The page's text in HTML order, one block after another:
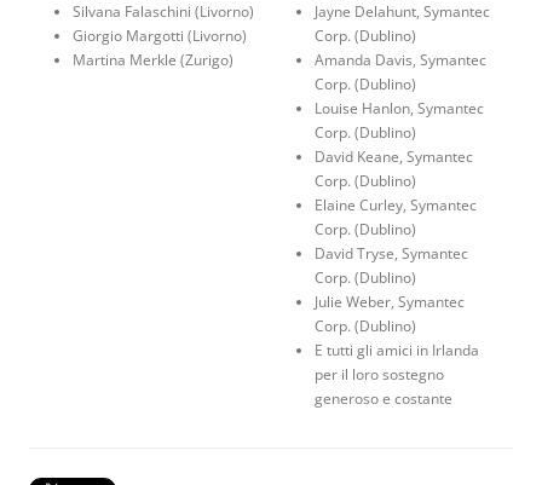
Silvana Falaschini (Livorno)
Giorgio Margotti (Livorno)
Martina Merkle (Zurigo)
Jayne Delahunt, Symantec
Corp. (Dublino)
Amanda Davis, Symantec
Corp. (Dublino)
Louise Hanlon, Symantec
Corp. (Dublino)
David Keane, Symantec
Corp. (Dublino)
Elaine Curley, Symantec
Corp. (Dublino)
David Tryse, Symantec
Corp. (Dublino)
Julie Weber, Symantec
Corp. (Dublino)
E tutti gli amici in Irlanda
per il loro sostegno
generoso e costante